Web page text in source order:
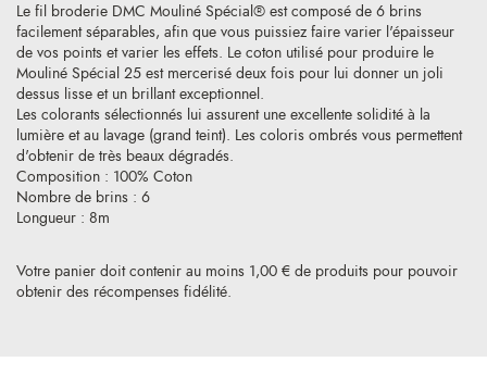
Votre panier doit contenir au moins 1,00 € de produits pour pouvoir
obtenir des récompenses fidélité.
Le fil broderie DMC Mouliné Spécial® est composé de 6 brins
facilement séparables, afin que vous puissiez faire varier l'épaisseur
de vos points et varier les effets. Le coton utilisé pour produire le
Mouliné Spécial 25 est mercerisé deux fois pour lui donner un joli
dessus lisse et un brillant exceptionnel.
Les colorants sélectionnés lui assurent une excellente solidité à la
lumière et au lavage (grand teint). Les coloris ombrés vous permettent
d'obtenir de très beaux dégradés.
Composition : 100% Coton
Nombre de brins : 6
Longueur : 8m